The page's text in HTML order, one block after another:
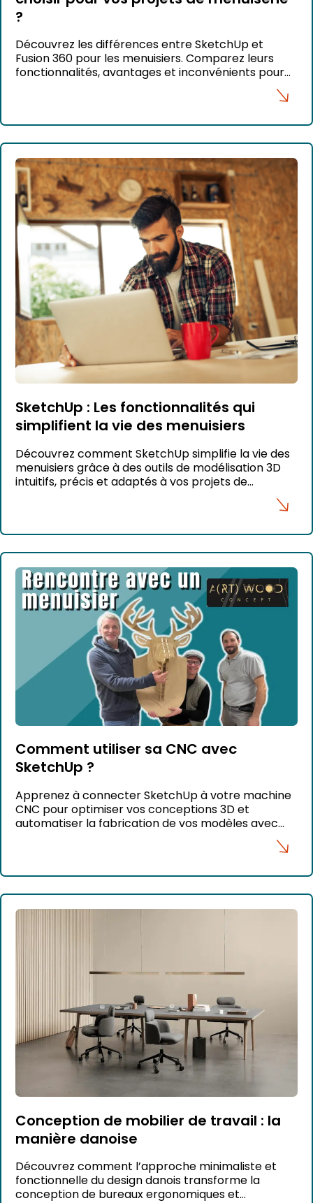
?
Découvrez les différences entre SketchUp et
Fusion 360 pour les menuisiers. Comparez leurs
fonctionnalités, avantages et inconvénients pour
SketchUp : Les fonctionnalités qui
simplifient la vie des menuisiers
Découvrez comment SketchUp simplifie la vie des
menuisiers grâce à des outils de modélisation 3D
intuitifs, précis et adaptés à vos projets de
Comment utiliser sa CNC avec
SketchUp ?
Apprenez à connecter SketchUp à votre machine
CNC pour optimiser vos conceptions 3D et
automatiser la fabrication de vos modèles avec
Conception de mobilier de travail : la
manière danoise
Découvrez comment l’approche minimaliste et
fonctionnelle du design danois transforme la
conception de bureaux ergonomiques et